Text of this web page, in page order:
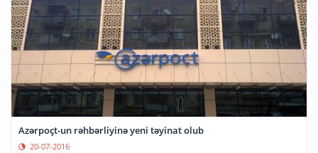
Azərpoçt-un rəhbərliyinə yeni təyinat olub
20-07-2016